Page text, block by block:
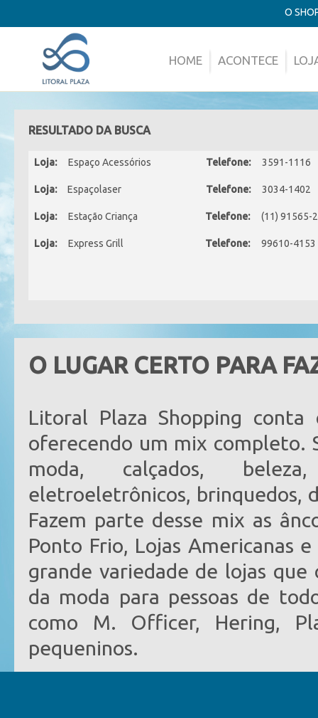
O
HOME ACONTECE
RESULTADO DA BUSCA
Loja: Espaço Acessórios Telefone: 3591-1116
Loja: Espaçolaser Telefone: 3034-1402
Loja: Estação Criança Telefone: (11) 91565-
Loja: Express Grill Telefone: 99610-4153
O LUGAR CERTO PARA
Litoral Plaza Shopping conta
oferecendo um mix completo.
moda, calçados,
eletroeletrônicos, brinquedos,
Fazem parte desse mix as
Ponto Frio, Lojas Americanas
grande variedade de lojas
da moda para pessoas de
como M. Officer, Hering,
pequeninos.